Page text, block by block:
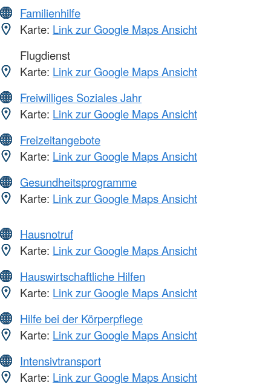
Familienhilfe
Karte: Link zur Google Maps Ansicht
Flugdienst
Karte: Link zur Google Maps Ansicht
Freiwilliges Soziales Jahr
Karte: Link zur Google Maps Ansicht
Freizeitangebote
Karte: Link zur Google Maps Ansicht
Gesundheitsprogramme
Karte: Link zur Google Maps Ansicht
Hausnotruf
Karte: Link zur Google Maps Ansicht
Hauswirtschaftliche Hilfen
Karte: Link zur Google Maps Ansicht
Hilfe bei der Körperpflege
Karte: Link zur Google Maps Ansicht
Intensivtransport
Karte: Link zur Google Maps Ansicht